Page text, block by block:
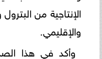
الإنتاجية من
والإقليمي.
وأكد في هذا